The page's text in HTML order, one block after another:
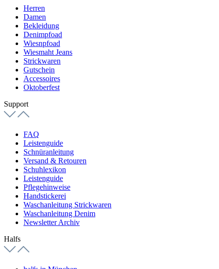
Herren
Damen
Bekleidung
Denimpfoad
Wiesnpfoad
Wiesmaht Jeans
Strickwaren
Gutschein
Accessoires
Oktoberfest
Support
FAQ
Leistenguide
Schnüranleitung
Versand & Retouren
Schuhlexikon
Leistenguide
Pflegehinweise
Handstickerei
Waschanleitung Strickwaren
Waschanleitung Denim
Newsletter Archiv
Halfs